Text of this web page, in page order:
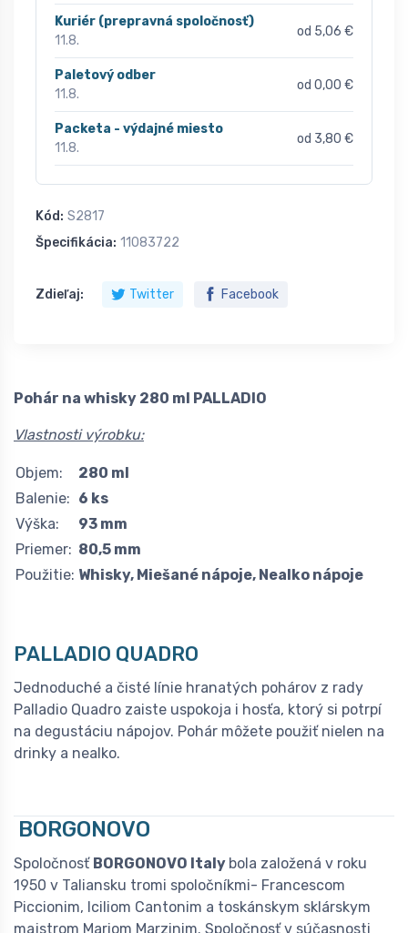
Kuriér (prepravná spoločnosť)
11.8.
od 5,06 €
Paletový odber
11.8.
od 0,00 €
Packeta - výdajné miesto
11.8.
od 3,80 €
Kód: S2817
Špecifikácia: 11083722
Zdieľaj: Twitter Facebook
Pohár na whisky 280 ml PALLADIO
Vlastnosti výrobku:
Objem:
280 ml
Balenie: 6 ks
Výška:
93 mm
Priemer: 80,5 mm
Použitie: Whisky, Miešané nápoje, Nealko nápoje
PALLADIO QUADRO
Jednoduché a čisté línie hranatých pohárov z rady
Palladio Quadro zaiste uspokoja i hosťa, ktorý si potrpí
na degustáciu nápojov. Pohár môžete použiť nielen na
drinky a nealko.
BORGONOVO
Spoločnosť BORGONOVO Italy bola založená v roku
1950 v Taliansku tromi spoločníkmi- Francescom
Piccionim, Iciliom Cantonim a toskánskym sklárskym
majstrom Mariom Marzinim. Spoločnosť v súčasnosti